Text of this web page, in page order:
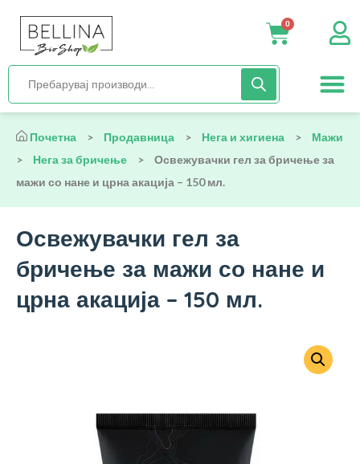
0
Почетна > Продавница > Нега и хигиена >
Мажи
>
Нега за бричење >
Освежувачки гел за бричење за
мажи со нане и црна акација – 150 мл.
Освежувачки гел за
бричење за мажи со нане и
црна акација – 150 мл.